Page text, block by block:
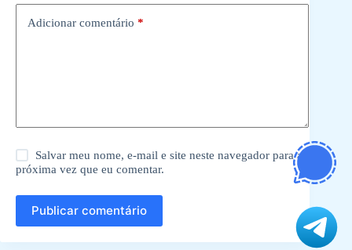
Adicionar comentário *
Salvar meu nome, e-mail e site neste navegador para a
próxima vez que eu comentar.
Publicar comentário